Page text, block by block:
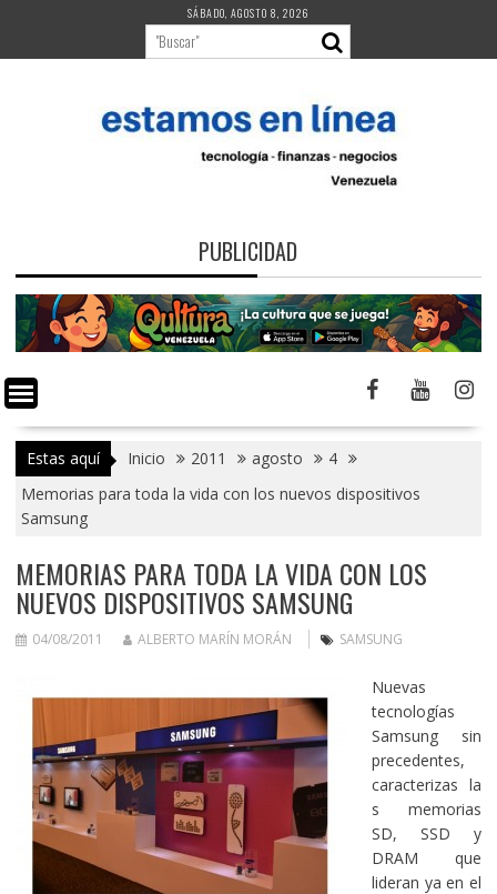
contenido
SÁBADO, AGOSTO 8, 2026
PUBLICIDAD
Estas aquí Inicio 2011 agosto
4
Memorias para toda la vida con los nuevos dispositivos
Samsung
MEMORIAS PARA TODA LA VIDA CON LOS
NUEVOS DISPOSITIVOS SAMSUNG
04/08/2011 ALBERTO MARÍN MORÁN SAMSUNG
Nuevas
tecnologías
Samsung sin
precedentes,
caracterizas la
s memorias
SD, SSD y
DRAM que
lideran ya en el